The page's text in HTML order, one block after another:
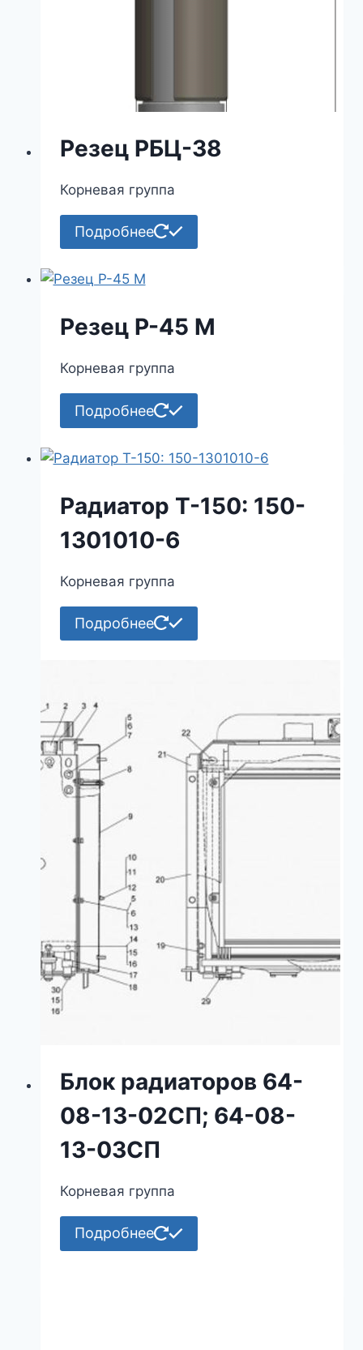
Резец РБЦ-38
Корневая группа
Подробнее
Резец Р-45 М
Корневая группа
Подробнее
Радиатор Т-150: 150-
1301010-6
Корневая группа
Подробнее
Блок радиаторов 64-
08-13-02СП; 64-08-
13-03СП
Корневая группа
Подробнее